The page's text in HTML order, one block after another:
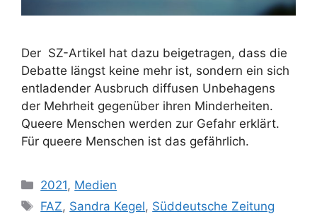
Der SZ-Artikel hat dazu beigetragen, dass die
Debatte längst keine mehr ist, sondern ein sich
entladender Ausbruch diffusen Unbehagens
der Mehrheit gegenüber ihren Minderheiten.
Queere Menschen werden zur Gefahr erklärt.
Für queere Menschen ist das gefährlich.
Kategorien
2021, Medien
Schlagwörter
FAZ, Sandra Kegel, Süddeutsche Zeitung